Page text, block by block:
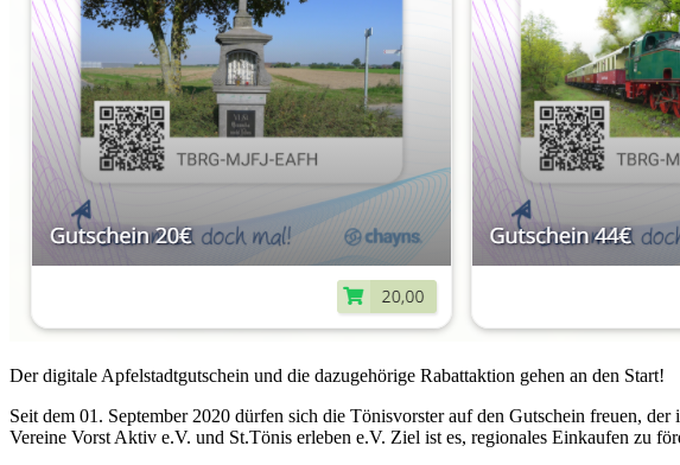
Der digitale Apfelstadtgutschein und die dazugehörige Rabattaktion gehen an den Start!
Seit dem 01. September 2020 dürfen sich die Tönisvorster auf den Gutschein freuen,
Vereine Vorst Aktiv e.V. und St.Tönis erleben e.V. Ziel ist es, regionales Einkaufen zu